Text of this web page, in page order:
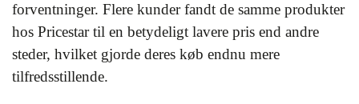
forventninger. Flere kunder fandt de samme produkter
hos Pricestar til en betydeligt lavere pris end andre
steder, hvilket gjorde deres køb endnu mere
tilfredsstillende.